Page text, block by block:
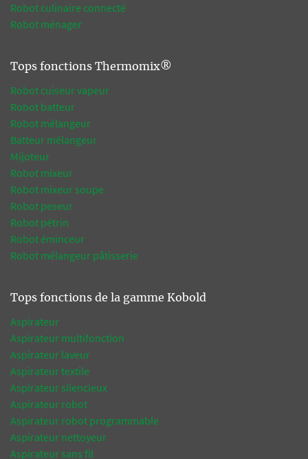
Robot culinaire connecté
Robot ménager
Tops fonctions Thermomix®
Robot cuiseur vapeur
Robot batteur
Robot mélangeur
Batteur mélangeur
Mijoteur
Robot mixeur
Robot mixeur soupe
Robot peseur
Robot pétrin
Robot éminceur
Robot mélangeur pâtisserie
Tops fonctions de la gamme Kobold
Aspirateur
Aspirateur multifonction
Aspirateur laveur
Aspirateur textile
Aspirateur silencieux
Aspirateur robot
Aspirateur robot programmable
Aspirateur nettoyeur
Aspirateur sans fil